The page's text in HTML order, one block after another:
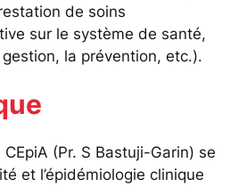
de soins
sur le système de santé,
la prévention, etc.).
CEpiA (Pr. S Bastuji-Garin) se
et l’épidémiologie clinique